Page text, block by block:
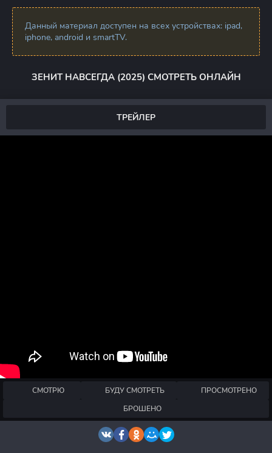
Данный материал доступен на всех устройствах: ipad,
iphone, android и smartTV.
ЗЕНИТ НАВСЕГДА (2025) СМОТРЕТЬ ОНЛАЙН
ТРЕЙЛЕР
СМОТРЮ БУДУ СМОТРЕТЬ
ПРОСМОТРЕНО
БРОШЕНО